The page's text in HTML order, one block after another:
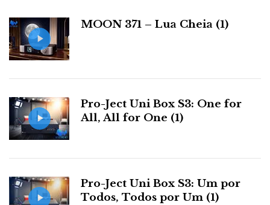
s
MOON 371 – Lua Cheia (1)
Pro-Ject Uni Box S3: One for
All, All for One (1)
Pro-Ject Uni Box S3: Um por
Todos, Todos por Um (1)